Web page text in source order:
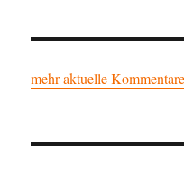
mehr aktuelle Kommentare